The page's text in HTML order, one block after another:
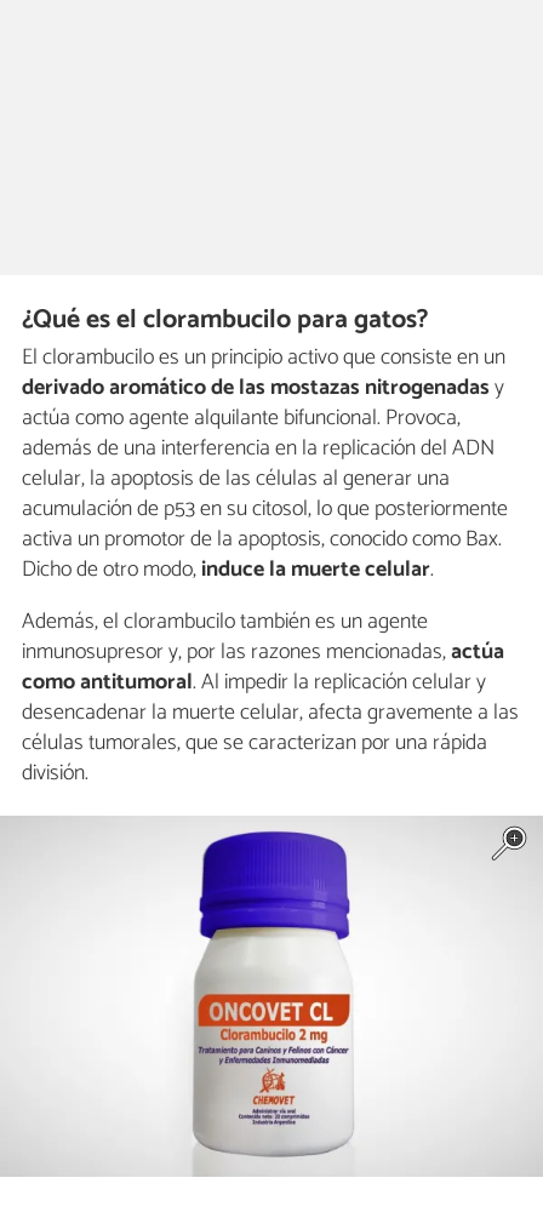
¿Qué es el clorambucilo para gatos?
El clorambucilo es un principio activo que consiste en un
derivado aromático de las mostazas nitrogenadasy
actúa como agente alquilante bifuncional. Provoca,
además de una interferencia en la replicación del ADN
celular, la apoptosis de las células al generar una
acumulación de p53 en su citosol, lo que posteriormente
activa un promotor de la apoptosis, conocido como Bax.
Dicho de otro modo,induce la muerte celular.
Además, el clorambucilo también es un agente
inmunosupresor y, por las razones mencionadas,actúa
como antitumoral. Al impedir la replicación celular y
desencadenar la muerte celular, afecta gravemente a las
células tumorales, que se caracterizan por una rápida
división.